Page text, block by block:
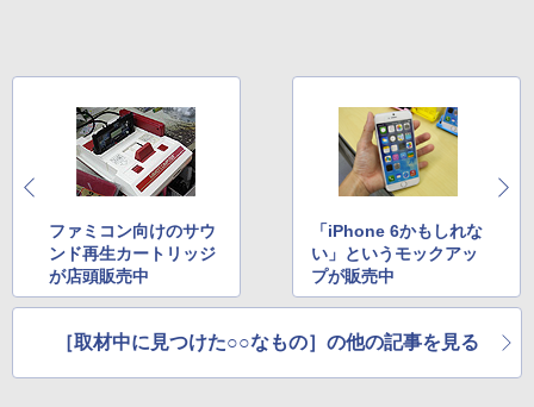
ファミコン向けのサウ
ンド再生カートリッジ
が店頭販売中
「iPhone 6かもしれな
い」というモックアッ
プが販売中
［取材中に見つけた○○なもの］の他の記事を見る